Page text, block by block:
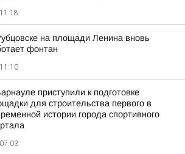
11:18
на площади Ленина вновь
фонтан
11:10
приступили к подготовке
для строительства первого в
истории города спортивного
07:03